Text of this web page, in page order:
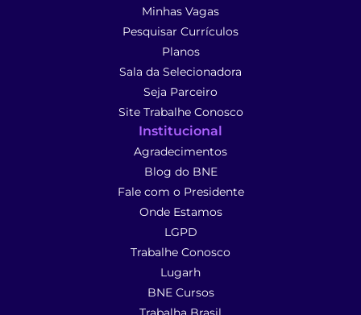
Minhas Vagas
Pesquisar Currículos
Planos
Sala da Selecionadora
Seja Parceiro
Site Trabalhe Conosco
Institucional
Agradecimentos
Blog do BNE
Fale com o Presidente
Onde Estamos
LGPD
Trabalhe Conosco
Lugarh
BNE Cursos